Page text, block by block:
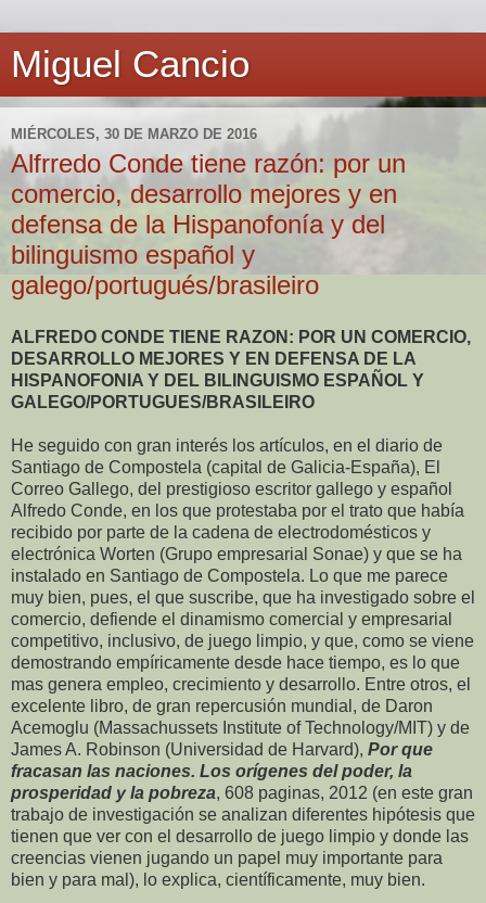
Miguel Cancio
MIÉRCOLES, 30 DE MARZO DE 2016
Alfrredo Conde tiene razón: por un
comercio, desarrollo mejores y en
defensa de la Hispanofonía y del
bilinguismo español y
galego/portugués/brasileiro
ALFREDO CONDE TIENE RAZON: POR UN COMERCIO,
DESARROLLO MEJORES Y EN DEFENSA DE LA
HISPANOFONIA Y DEL BILINGUISMO ESPAÑOL Y
GALEGO/PORTUGUES/BRASILEIRO
He seguido con gran interés los artículos, en el diario de
Santiago de Compostela (capital de Galicia-España), El
Correo Gallego, del prestigioso escritor gallego y español
Alfredo Conde, en los que protestaba por el trato que había
recibido por parte de la cadena de electrodomésticos y
electrónica Worten (Grupo empresarial Sonae) y que se ha
instalado en Santiago de Compostela. Lo que me parece
muy bien, pues, el que suscribe, que ha investigado sobre el
comercio, defiende el dinamismo comercial y empresarial
competitivo, inclusivo, de juego limpio, y que, como se viene
demostrando empíricamente desde hace tiempo, es lo que
mas genera empleo, crecimiento y desarrollo. Entre otros, el
excelente libro, de gran repercusión mundial, de Daron
Acemoglu (Massachussets Institute of Technology/MIT) y de
James A. Robinson (Universidad de Harvard), Por que
fracasan las naciones. Los orígenes del poder, la
prosperidad y la pobreza, 608 paginas, 2012 (en este gran
trabajo de investigación se analizan diferentes hipótesis que
tienen que ver con el desarrollo de juego limpio y donde las
creencias vienen jugando un papel muy importante para
bien y para mal), lo explica, científicamente, muy bien.